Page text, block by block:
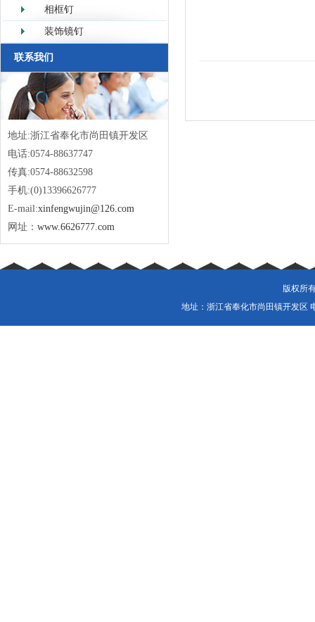
相框钉
装饰镜钉
联系我们
地址:浙江省奉化市尚田镇开发区
电话:0574-88637747
传真:0574-88632598
手机:(0)13396626777
E-mail:xinfengwujin@126.com
网址： www.6626777.com
版权所
地址：浙江省奉化市尚田镇开发区